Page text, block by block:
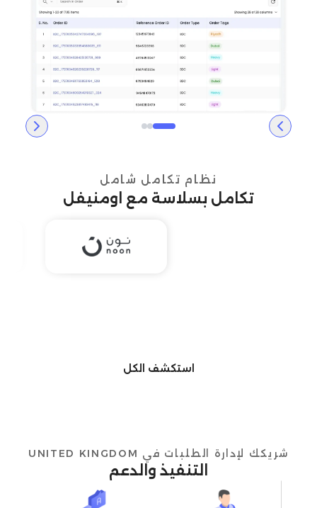
نظام تكامل شامل
تكامل بسلاسة مع اومنيفل
استكشف الكل
شريكك لإدارة الطلبات في UNITED KINGDOM
التنفيذ والدعم